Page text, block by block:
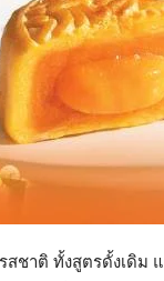
ชาติ ทั้งสูตรดั้งเดิม